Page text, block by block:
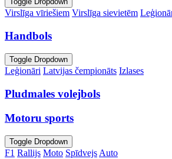
Virslīga vīriešiem Virslīga sievietēm
Handbols
Toggle Dropdown
Leģionāri Latvijas čempionāts Izlases
Pludmales volejbols
Motoru sports
Toggle Dropdown
F1 Rallijs Moto SpīdvejsAuto